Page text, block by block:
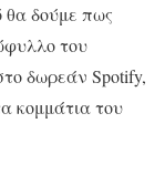
θα δούμε πως
του
δωρεάν Spotify,
κομμάτια του